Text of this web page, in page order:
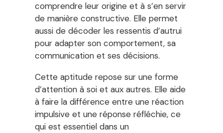
comprendre leur origine et à s’en servir
de manière constructive. Elle permet
aussi de décoder les ressentis d’autrui
pour adapter son comportement, sa
communication et ses décisions.
Cette aptitude repose sur une forme
d’attention à soi et aux autres. Elle aide
à faire la différence entre une réaction
impulsive et une réponse réfléchie, ce
qui est essentiel dans un